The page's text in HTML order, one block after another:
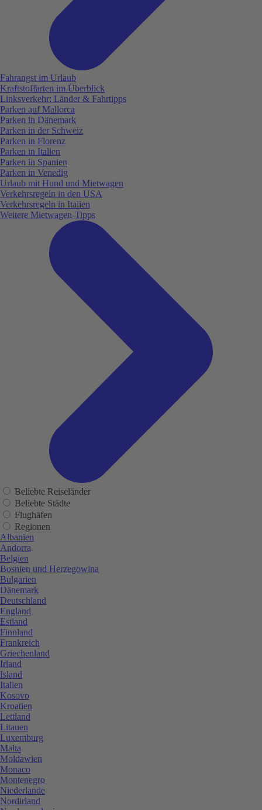
Fahrangst im Urlaub
Kraftstoffarten im Überblick
Linksverkehr: Länder & Fahrtipps
Parken auf Mallorca
Parken in Dänemark
Parken in der Schweiz
Parken in Florenz
Parken in Italien
Parken in Spanien
Parken in Venedig
Urlaub mit Hund und Mietwagen
Verkehrsregeln in den USA
Verkehrsregeln in Italien
Weitere Mietwagen-Tipps
Beliebte Reiseländer
Beliebte Städte
Flughäfen
Regionen
Albanien
Andorra
Belgien
Bosnien und Herzegowina
Bulgarien
Dänemark
Deutschland
England
Estland
Finnland
Frankreich
Griechenland
Irland
Island
Italien
Kosovo
Kroatien
Lettland
Litauen
Luxemburg
Malta
Moldawien
Monaco
Montenegro
Niederlande
Nordirland